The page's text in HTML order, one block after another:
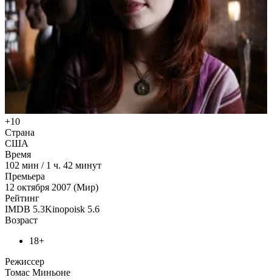
+10
Страна
США
Время
102 мин / 1 ч. 42 минут
Премьера
12 октября 2007 (Мир)
Рейтинг
IMDB 5.3Kinopoisk 5.6
Возраст
18+
Режиссер
Томас Миньоне